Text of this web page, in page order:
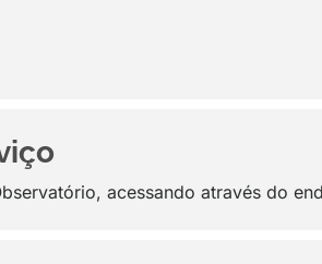
acessando através do